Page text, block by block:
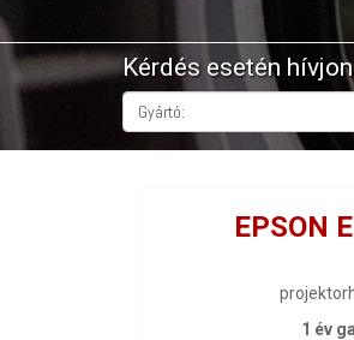
Kérdés esetén
Gyártó:
EPSON
1 év